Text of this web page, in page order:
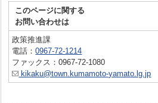
このページに関する
お問い合わせは
政策推進課
電話：0967-72-1214
ファックス：0967-72-1080
kikaku@town.kumamoto-yamato.lg.jp